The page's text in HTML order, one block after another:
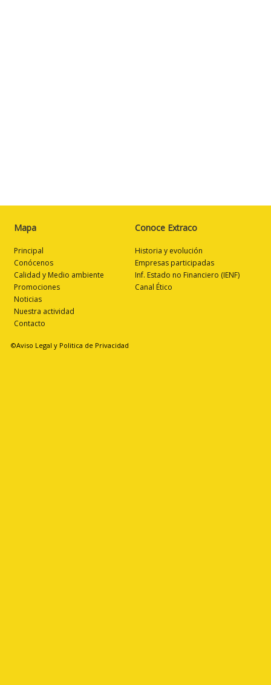
Mapa
Principal
Conócenos
Calidad y Medio ambiente
Promociones
Noticias
Nuestra actividad
Contacto
Conoce Extraco
Historia y evolución
Empresas participadas
Inf. Estado no Financiero (IENF)
Canal Ético
©Aviso Legal y Politica de Privacidad